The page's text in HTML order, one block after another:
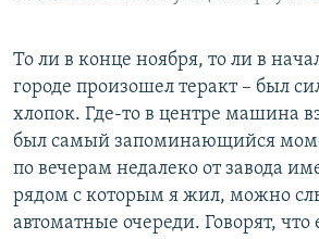
То ли в конце ноября, то ли в
городе произошел теракт – был
хлопок. Где-то в центре машина
был самый запоминающийся
по вечерам недалеко от завода
рядом с которым я жил, можно
автоматные очереди. Говорят, что